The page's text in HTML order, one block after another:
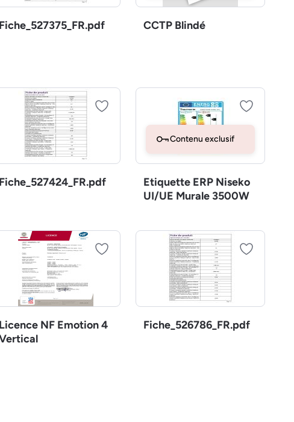
Fiche_527375_FR.pdf CCTP Blindé
Fiche_527424_FR.pdf
Contenu exclusif
Etiquette ERP Niseko
UI/UE Murale 3500W
Licence NF Emotion 4
Fiche_526786_FR.pdf